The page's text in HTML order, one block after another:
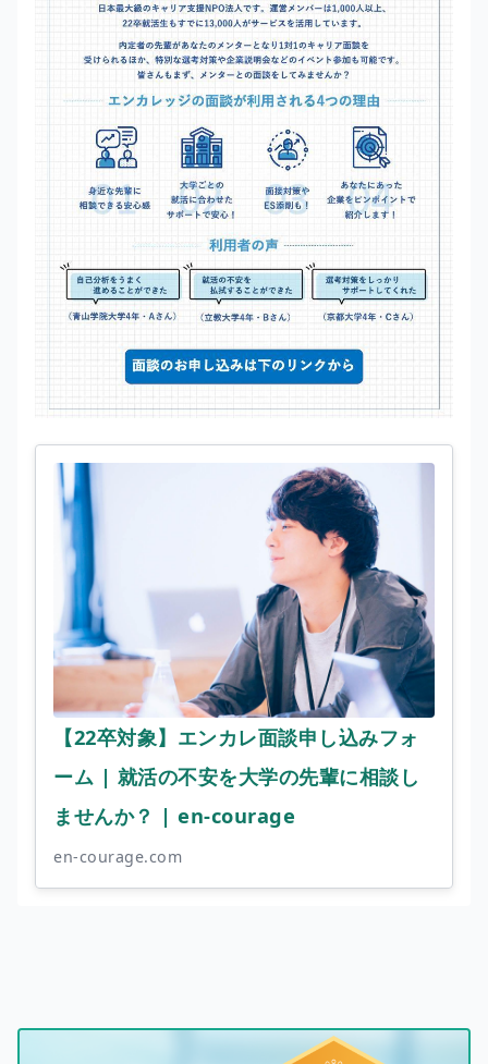
【22卒対象】エンカレ面談申し込みフォ
ーム | 就活の不安を大学の先輩に相談し
ませんか？ | en-courage
en-courage.com